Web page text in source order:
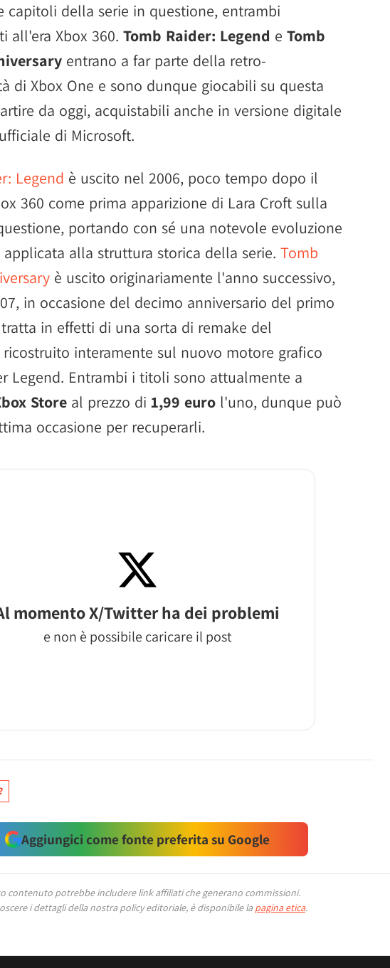
capitoli della serie in questione, entrambi
all'era Xbox 360. Tomb Raider: Legend e Tomb
entrano a far parte della retro-
di Xbox One e sono dunque giocabili su questa
da oggi, acquistabili anche in versione digitale
di Microsoft.
Legend è uscito nel 2006, poco tempo dopo il
360 come prima apparizione di Lara Croft sulla
portando con sé una notevole evoluzione
alla struttura storica della serie. Tomb
è uscito originariamente l'anno successivo,
in occasione del decimo anniversario del primo
in effetti di una sorta di remake del
interamente sul nuovo motore grafico
Legend. Entrambi i titoli sono attualmente a
Store al prezzo di 1,99 euro l'uno, dunque può
occasione per recuperarli.
momento X/Twitter ha dei problemi
e non è possibile caricare il post
Aggiungici come fonte preferita su Google
contenuto potrebbe includere link affiliati che generano commissioni.
i dettagli della nostra policy editoriale, è disponibile la pagina etica.